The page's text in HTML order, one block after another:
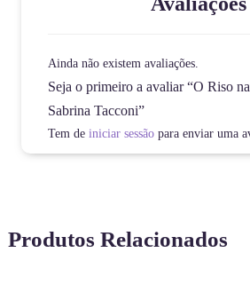
Ainda não existem avaliações.
Seja o primeiro a avaliar “O Riso
Sabrina Tacconi”
Tem de iniciar sessãopara enviar uma
Produtos Relacionados